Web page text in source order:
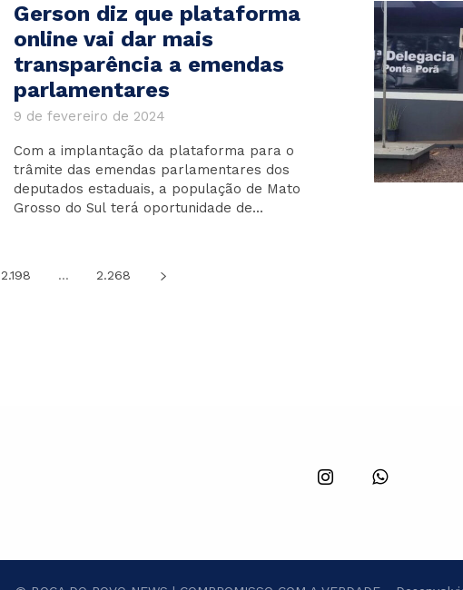
Gerson diz que plataforma
online vai dar mais
transparência a emendas
parlamentares
9 de fevereiro de 2024
Com a implantação da plataforma para o
trâmite das emendas parlamentares dos
deputados estaduais, a população de Mato
Grosso do Sul terá oportunidade de...
2.198 ... 2.268